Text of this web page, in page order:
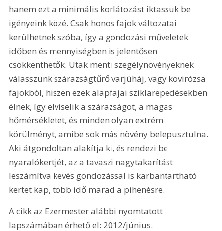
hanem ezt a minimális korlátozást iktassuk be
igényeink közé. Csak honos fajok változatai
kerülhetnek szóba, így a gondozási műveletek
időben és mennyiségben is jelentősen
csökkenthetők. Utak menti szegélynövényeknek
válasszunk szárazságtűrő varjúháj, vagy kövirózsa
fajokból, hiszen ezek alapfajai sziklarepedésekben
élnek, így elviselik a szárazságot, a magas
hőmérsékletet, és minden olyan extrém
körülményt, amibe sok más növény belepusztulna.
Aki átgondoltan alakítja ki, és rendezi be
nyaralókertjét, az a tavaszi nagytakarítást
leszámítva kevés gondozással is karbantartható
kertet kap, több idő marad a pihenésre.
A cikk az Ezermester alábbi nyomtatott
lapszámában érhető el: 2012/június.